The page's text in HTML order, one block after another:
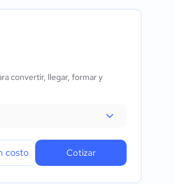
convertir, llegar, formar y
costo Cotizar